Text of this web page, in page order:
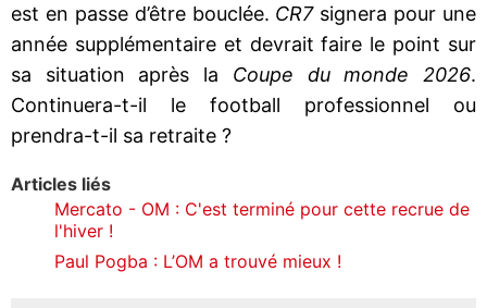
est en passe d’être bouclée. CR7 signera pour une
année supplémentaire et devrait faire le point sur
sa situation après la Coupe du monde 2026.
Continuera-t-il le football professionnel ou
prendra-t-il sa retraite ?
Articles liés
Mercato - OM : C'est terminé pour cette recrue de
l'hiver !
Paul Pogba : L’OM a trouvé mieux !